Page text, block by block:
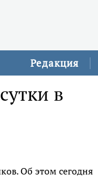
Редакция
в
Об этом сегодня